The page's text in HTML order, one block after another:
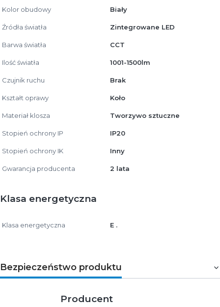
Kolor obudowy Biały
Źródła światła Zintegrowane LED
Barwa światła CCT
Ilość światła 1001-1500lm
Czujnik ruchu Brak
Kształt oprawy Koło
Materiał klosza Tworzywo sztuczne
Stopień ochrony IP IP20
Stopień ochrony IK Inny
Gwarancja producenta 2 lata
Klasa energetyczna
Klasa energetyczna E .
Bezpieczeństwo produktu
Producent